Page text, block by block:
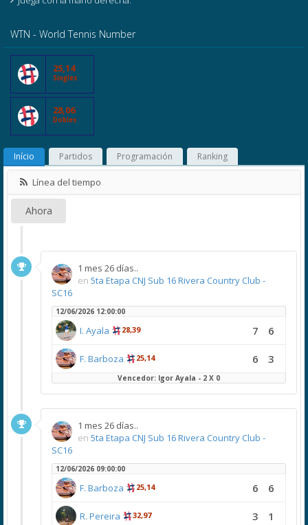
WTN - World Tennis Number
25,14
Singles
28,06
Dobles
Início Partidos Programación Ranking
Línea del tiempo
Ahora
1 mes 26 días..
en 5ta Etapa CNJ Sub 16 Rivera Country Club -
SC16
12/06/2026 12:00:00
I. Ayala 28,39 7 6
F. Barboza 25,14 6 3
Vencedor: Igor Ayala - 2 X 0
1 mes 26 días..
en 5ta Etapa CNJ Sub 16 Rivera Country Club -
SC16
12/06/2026 09:00:00
F. Barboza 25,14 6 6
R. Pereira 32,97 3 1